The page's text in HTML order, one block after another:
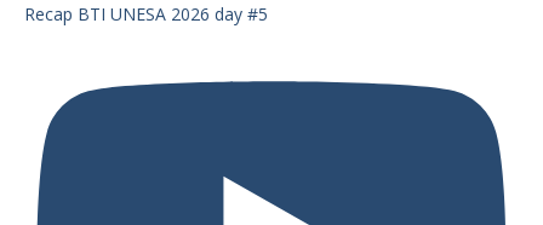
Recap BTI UNESA 2026 day #5